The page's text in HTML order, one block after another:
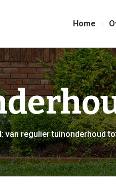
Home
: van regulier tuinonderhoud